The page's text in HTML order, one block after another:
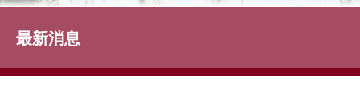
最新消息